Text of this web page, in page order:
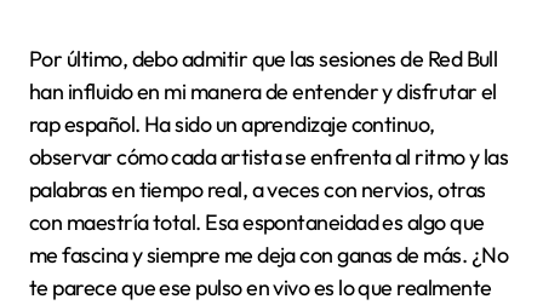
Por último, debo admitir que las sesiones de Red Bull
han influido en mi manera de entender y disfrutar el
rap español. Ha sido un aprendizaje continuo,
observar cómo cada artista se enfrenta al ritmo y las
palabras en tiempo real, a veces con nervios, otras
con maestría total. Esa espontaneidad es algo que
me fascina y siempre me deja con ganas de más. ¿No
te parece que ese pulso en vivo es lo que realmente